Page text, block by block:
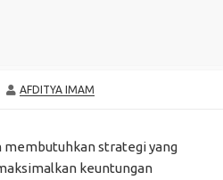
AUTHOR
AFDITYA IMAM
membutuhkan strategi yang
keuntungan